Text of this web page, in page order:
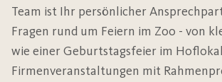
Team ist Ihr persönlicher
Fragen rund um Feiern im Zoo - von
wie einer Geburtstagsfeier im
Firmenveranstaltungen mit